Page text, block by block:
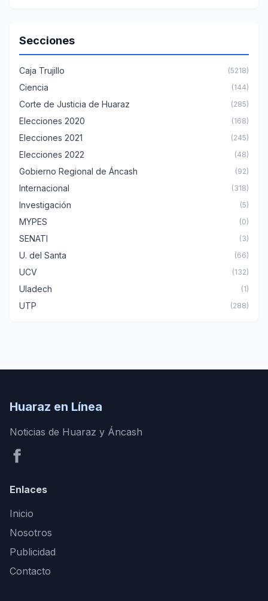
Secciones
Caja Trujillo (5218)
Ciencia (144)
Corte de Justicia de Huaraz (285)
Elecciones 2020 (168)
Elecciones 2021 (245)
Elecciones 2022 (48)
Gobierno Regional de Áncash (92)
Internacional (318)
Investigación (5)
MYPES (0)
SENATI (3)
U. del Santa (66)
UCV (132)
Uladech (1)
UTP (288)
Huaraz en Línea
Noticias de Huaraz y Áncash
Enlaces
Inicio
Nosotros
Publicidad
Contacto